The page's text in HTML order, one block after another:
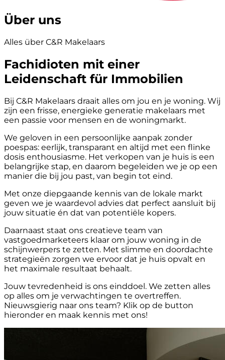
Über uns
Alles über C&R Makelaars
Fachidioten mit einer
Leidenschaft für Immobilien
Bij C&R Makelaars draait alles om jou en je woning. Wij
zijn een frisse, energieke generatie makelaars met
een passie voor mensen en de woningmarkt.
We geloven in een persoonlijke aanpak zonder
poespas: eerlijk, transparant en altijd met een flinke
dosis enthousiasme. Het verkopen van je huis is een
belangrijke stap, en daarom begeleiden we je op een
manier die bij jou past, van begin tot eind.
Met onze diepgaande kennis van de lokale markt
geven we je waardevol advies dat perfect aansluit bij
jouw situatie én dat van potentiële kopers.
Daarnaast staat ons creatieve team van
vastgoedmarketeers klaar om jouw woning in de
schijnwerpers te zetten. Met slimme en doordachte
strategieën zorgen we ervoor dat je huis opvalt en
het maximale resultaat behaalt.
Jouw tevredenheid is ons einddoel. We zetten alles
op alles om je verwachtingen te overtreffen.
Nieuwsgierig naar ons team? Klik op de button
hieronder en maak kennis met ons!